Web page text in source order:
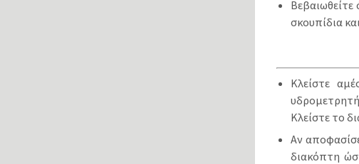
Βεβαιωθείτε
σκουπίδια
Κλείστε
Κλείστε το
Αν
διακόπτη